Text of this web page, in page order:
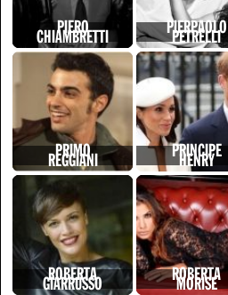
PIERO
CHIAMBRETTI PIERPAOLO
PETRELLI
PRIMO
REGGIANI PRINCIPE
HENRY
ROBERTA
GIARRUSSO ROBERTA
MORISE